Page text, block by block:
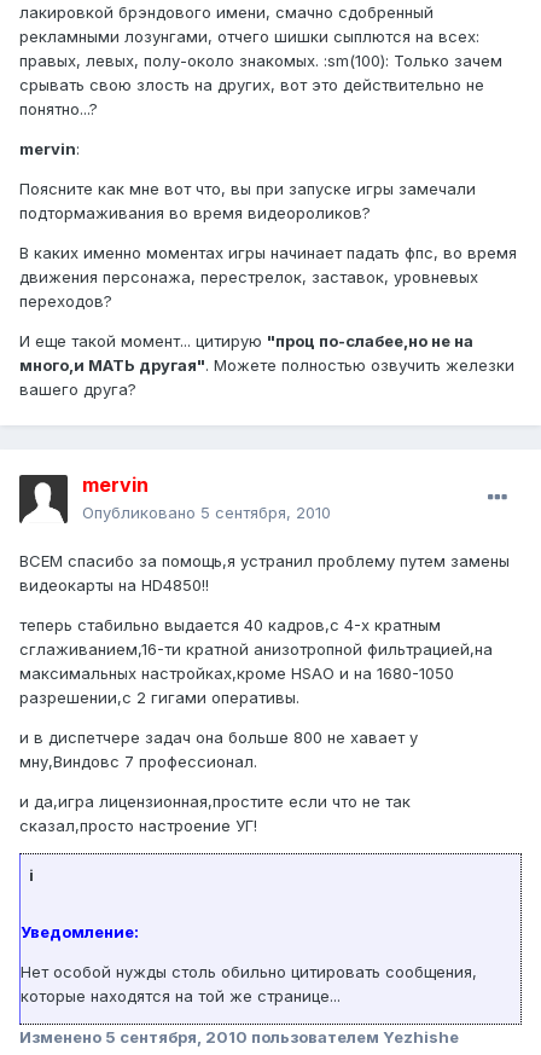
лакировкой брэндового имени, смачно сдобренный
рекламными лозунгами, отчего шишки сыплются на всех:
правых, левых, полу-около знакомых. :sm(100): Только зачем
срывать свою злость на других, вот это действительно не
понятно...?
mervin:
Поясните как мне вот что, вы при запуске игры замечали
подтормаживания во время видеороликов?
В каких именно моментах игры начинает падать фпс, во время
движения персонажа, перестрелок, заставок, уровневых
переходов?
И еще такой момент... цитирую "проц по-слабее,но не на
много,и МАТЬ другая". Можете полностью озвучить железки
вашего друга?
mervin
Опубликовано 5 сентября, 2010
ВСЕМ спасибо за помощь,я устранил проблему путем замены
видеокарты на HD4850!!
теперь стабильно выдается 40 кадров,с 4-х кратным
сглаживанием,16-ти кратной анизотропной фильтрацией,на
максимальных настройках,кроме HSAO и на 1680-1050
разрешении,с 2 гигами оперативы.
и в диспетчере задач она больше 800 не хавает у
мну,Виндовс 7 профессионал.
и да,игра лицензионная,простите если что не так
сказал,просто настроение УГ!
i
Уведомление:
Нет особой нужды столь обильно цитировать сообщения,
которые находятся на той же странице...
Изменено 5 сентября, 2010 пользователем Yezhishe